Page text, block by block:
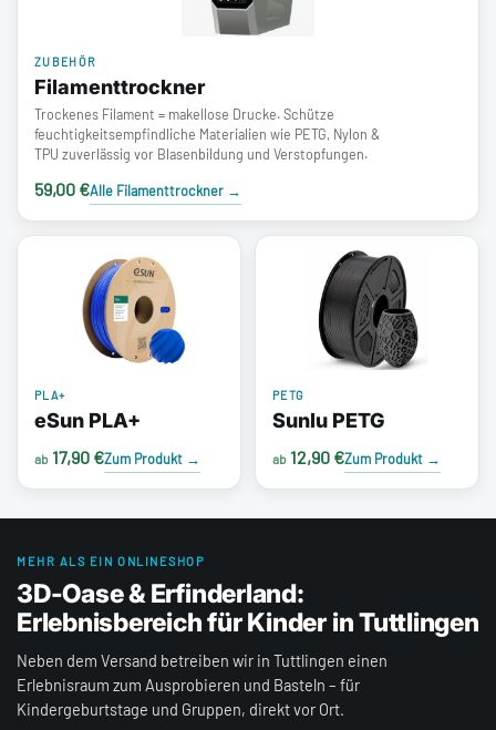
ZUBEHÖR
Filamenttrockner
Trockenes Filament = makellose Drucke. Schütze
feuchtigkeitsempfindliche Materialien wie PETG, Nylon &
TPU zuverlässig vor Blasenbildung und Verstopfungen.
59,00 €Alle Filamenttrockner →
PLA+
eSun PLA+
ab 17,90 €Zum Produkt →
PETG
Sunlu PETG
ab 12,90 €Zum Produkt →
MEHR ALS EIN ONLINESHOP
3D-Oase & Erfinderland:
Erlebnisbereich für Kinder in Tuttlingen
Neben dem Versand betreiben wir in Tuttlingen einen
Erlebnisraum zum Ausprobieren und Basteln – für
Kindergeburtstage und Gruppen, direkt vor Ort.